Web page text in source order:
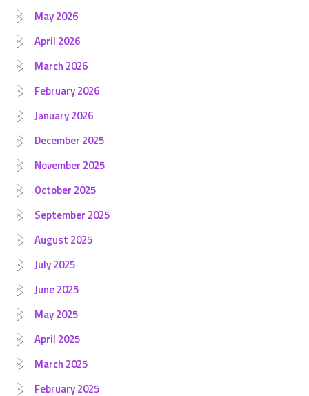
May 2026
April 2026
March 2026
February 2026
January 2026
December 2025
November 2025
October 2025
September 2025
August 2025
July 2025
June 2025
May 2025
April 2025
March 2025
February 2025